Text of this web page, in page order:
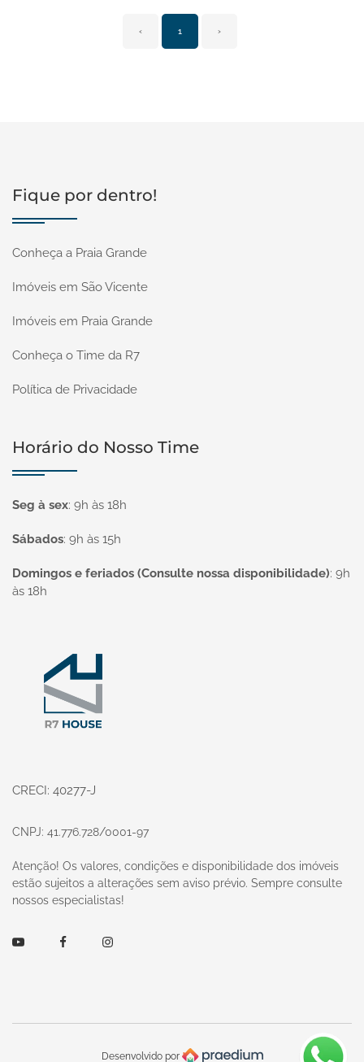
‹ 1 ›
Fique por dentro!
Conheça a Praia Grande
Imóveis em São Vicente
Imóveis em Praia Grande
Conheça o Time da R7
Política de Privacidade
Horário do Nosso Time
Seg à sex: 9h às 18h
Sábados: 9h às 15h
Domingos e feriados (Consulte nossa disponibilidade): 9h
às 18h
CRECI: 40277-J
CNPJ: 41.776.728/0001-97
Atenção! Os valores, condições e disponibilidade dos imóveis
estão sujeitos a alterações sem aviso prévio. Sempre consulte
nossos especialistas!
Youtube FacebookInstagram
Desenvolvido por